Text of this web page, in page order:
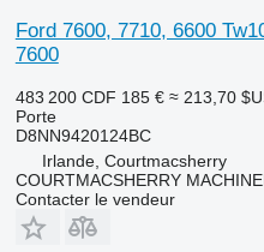
Ford 7600, 7710, 6600
7600
483 200 CDF 185 € ≈ 213,70
Porte
D8NN9420124BC
Irlande, Courtmacsherry
COURTMACSHERRY
Contacter le vendeur